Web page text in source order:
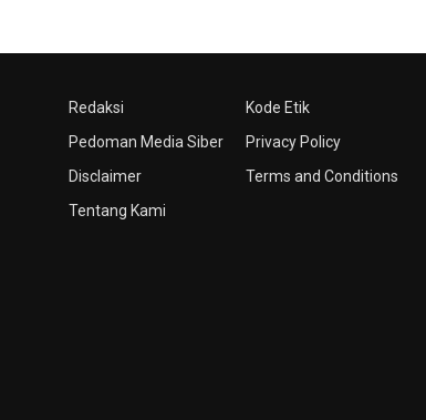
Redaksi
Pedoman Media Siber
Disclaimer
Tentang Kami
Kode Etik
Privacy Policy
Terms and Conditions